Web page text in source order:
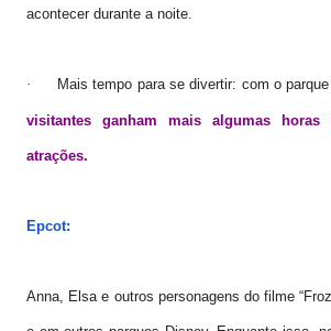
acontecer durante a noite.
· Mais tempo para se divertir: com o
visitantes ganham mais algumas horas
atrações.
Epcot:
Anna, Elsa e outros personagens do filme